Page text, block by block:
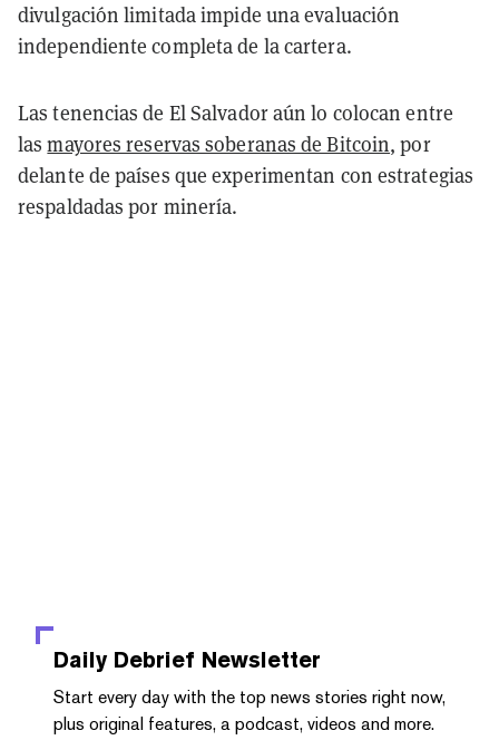
divulgación limitada impide una evaluación
independiente completa de la cartera.
Las tenencias de El Salvador aún lo colocan entre
lasmayores reservas soberanas de Bitcoin, por
delante de países que experimentan con estrategias
respaldadas por minería.
Daily Debrief Newsletter
Start every day with the top news stories right now,
plus original features, a podcast, videos and more.